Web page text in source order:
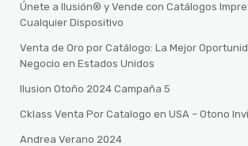
Únete a Ilusión® y Vende con Catálogos
Cualquier Dispositivo
Venta de Oro por Catálogo: La Mejor
Negocio en Estados Unidos
Ilusion Otoño 2024 Campaña 5
Cklass Venta Por Catalogo en USA – Otono
Andrea Verano 2024